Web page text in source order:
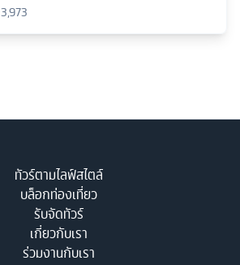
3,973
ทัวร์ตามไลฟ์สไตล์
บล็อกท่องเที่ยว
รับจัดทัวร์
เกี่ยวกับเรา
ร่วมงานกับเรา